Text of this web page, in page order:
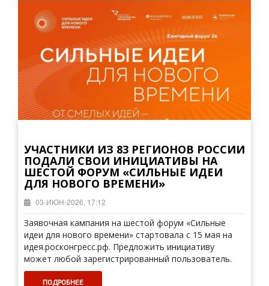
УЧАСТНИКИ ИЗ 83 РЕГИОНОВ РОССИИ
ПОДАЛИ СВОИ ИНИЦИАТИВЫ НА
ШЕСТОЙ ФОРУМ «СИЛЬНЫЕ ИДЕИ
ДЛЯ НОВОГО ВРЕМЕНИ»
03-ИЮН-2026, 17:12
Заявочная кампания на шестой форум «Сильные
идеи для нового времени» стартовала с 15 мая на
идея.росконгресс.рф. Предложить инициативу
может любой зарегистрированный пользователь.
ПОДРОБНЕЕ